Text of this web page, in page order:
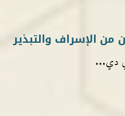
من الإسراف والتبذير
بي دي...